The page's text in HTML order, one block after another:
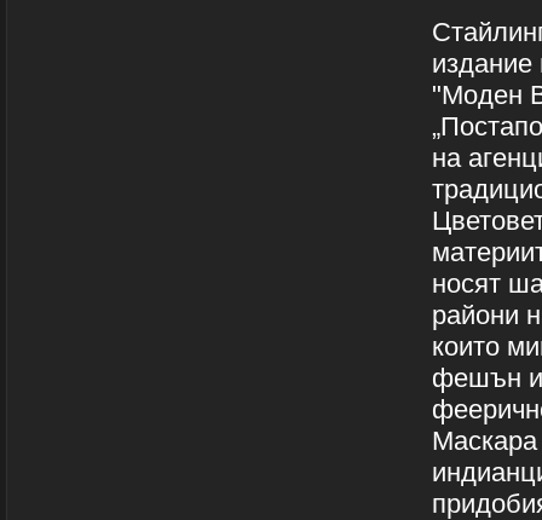
издание
"Моден
на
носят
райони
които
фешън и
Маскара